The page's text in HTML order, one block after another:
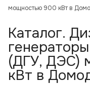
мощностью 900 кВт в
Каталог.
(ДГУ, ДЭС)
кВт в